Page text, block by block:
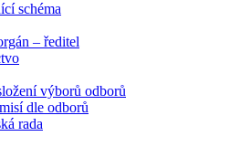
schéma
– ředitel
výborů odborů
dle odborů
rada